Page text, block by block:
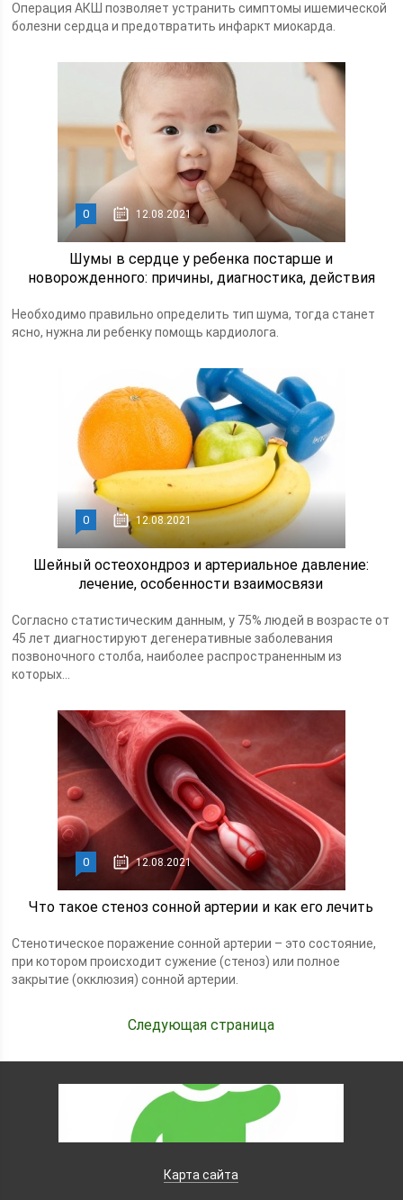
Операция АКШ позволяет устранить симптомы ишемической
болезни сердца и предотвратить инфаркт миокарда.
0 12.08.2021
Шумы в сердце у ребенка постарше и
новорожденного: причины, диагностика, действия
Необходимо правильно определить тип шума, тогда станет
ясно, нужна ли ребенку помощь кардиолога.
0 12.08.2021
Шейный остеохондроз и артериальное давление:
лечение, особенности взаимосвязи
Согласно статистическим данным, у 75% людей в возрасте от
45 лет диагностируют дегенеративные заболевания
позвоночного столба, наиболее распространенным из
которых...
0 12.08.2021
Что такое стеноз сонной артерии и как его лечить
Стенотическое поражение сонной артерии – это состояние,
при котором происходит сужение (стеноз) или полное
закрытие (окклюзия) сонной артерии.
Следующая страница
Карта сайта